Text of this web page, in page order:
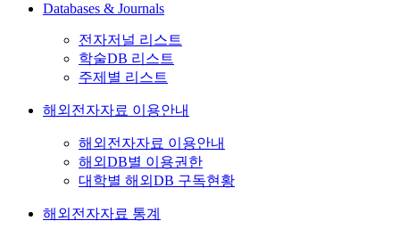
Databases & Journals
전자저널 리스트
학술DB 리스트
주제별 리스트
해외전자자료 이용안내
해외전자자료 이용안내
해외DB별 이용권한
대학별 해외DB 구독현황
해외전자자료 통계